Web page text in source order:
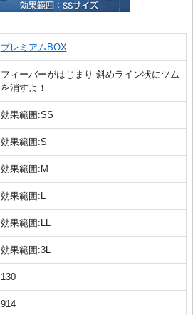
プレミアムBOX
フィーバーがはじまり 斜めライン状にツム
を消すよ！
効果範囲:SS
効果範囲:S
効果範囲:M
効果範囲:L
効果範囲:LL
効果範囲:3L
130
914